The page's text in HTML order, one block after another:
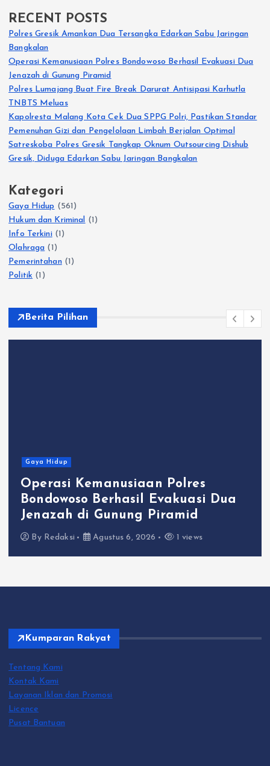
RECENT POSTS
Polres Gresik Amankan Dua Tersangka Edarkan Sabu Jaringan
Bangkalan
Operasi Kemanusiaan Polres Bondowoso Berhasil Evakuasi Dua
Jenazah di Gunung Piramid
Polres Lumajang Buat Fire Break Darurat Antisipasi Karhutla
TNBTS Meluas
Kapolresta Malang Kota Cek Dua SPPG Polri, Pastikan Standar
Pemenuhan Gizi dan Pengelolaan Limbah Berjalan Optimal
Satreskoba Polres Gresik Tangkap Oknum Outsourcing Dishub
Gresik, Diduga Edarkan Sabu Jaringan Bangkalan
Kategori
Gaya Hidup (561)
Hukum dan Kriminal (1)
Info Terkini(1)
Olahraga (1)
Pemerintahan(1)
Politik (1)
Berita Pilihan
Gaya Hidup
Operasi Kemanusiaan Polres
Bondowoso Berhasil Evakuasi Dua
Jenazah di Gunung Piramid
By Redaksi Agustus 6, 2026 1 views
Kumparan Rakyat
Tentang Kami
Kontak Kami
Layanan Iklan dan Promosi
Licence
Pusat Bantuan